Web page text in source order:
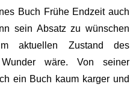
Buch Frühe Endzeit auch
sein Absatz zu wünschen
aktuellen Zustand des
wäre. Von seiner
ein Buch kaum karger und